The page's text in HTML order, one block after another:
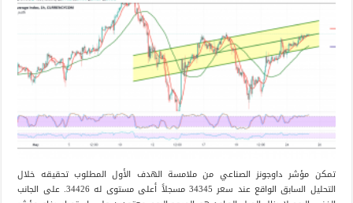
تمكن مؤشر داوجونز الصناعي من ملامسة الهدف الأول المطلوب تحقيقه خلال
التحليل السابق الواقع عند سعر 34345 مسجلاً أعلى مستوى له 34426. على الجانب